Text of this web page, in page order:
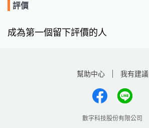
評價
成為第一個留下評價的人
幫助中心 我有建議
數字科技股份有限公司